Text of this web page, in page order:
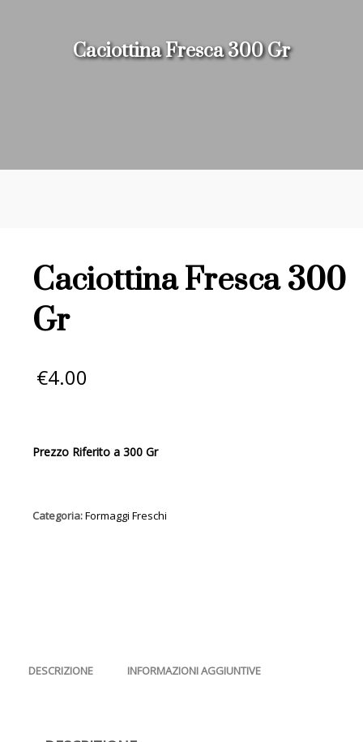
Caciottina Fresca 300 Gr
Caciottina Fresca 300
Gr
€4.00
Prezzo Riferito a 300 Gr
Categoria:Formaggi Freschi
DESCRIZIONE INFORMAZIONI AGGIUNTIVE